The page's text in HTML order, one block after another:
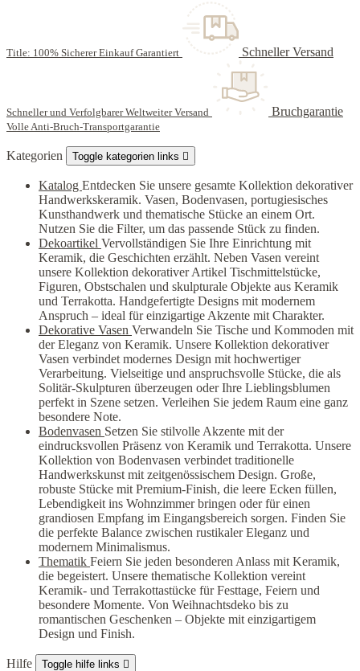
Title: 100% Sicherer Einkauf Garantiert Schneller Versand
Schneller und Verfolgbarer Weltweiter Versand Bruchgarantie
Volle Anti-Bruch-Transportgarantie
Kategorien Toggle kategorien links 
Katalog Entdecken Sie unsere gesamte Kollektion dekorativer
Handwerkskeramik. Vasen, Bodenvasen, portugiesisches
Kunsthandwerk und thematische Stücke an einem Ort.
Nutzen Sie die Filter, um das passende Stück zu finden.
Dekoartikel Vervollständigen Sie Ihre Einrichtung mit
Keramik, die Geschichten erzählt. Neben Vasen vereint
unsere Kollektion dekorativer Artikel Tischmittelstücke,
Figuren, Obstschalen und skulpturale Objekte aus Keramik
und Terrakotta. Handgefertigte Designs mit modernem
Anspruch – ideal für einzigartige Akzente mit Charakter.
Dekorative Vasen Verwandeln Sie Tische und Kommoden mit
der Eleganz von Keramik. Unsere Kollektion dekorativer
Vasen verbindet modernes Design mit hochwertiger
Verarbeitung. Vielseitige und anspruchsvolle Stücke, die als
Solitär-Skulpturen überzeugen oder Ihre Lieblingsblumen
perfekt in Szene setzen. Verleihen Sie jedem Raum eine ganz
besondere Note.
Bodenvasen Setzen Sie stilvolle Akzente mit der
eindrucksvollen Präsenz von Keramik und Terrakotta. Unsere
Kollektion von Bodenvasen verbindet traditionelle
Handwerkskunst mit zeitgenössischem Design. Große,
robuste Stücke mit Premium-Finish, die leere Ecken füllen,
Lebendigkeit ins Wohnzimmer bringen oder für einen
grandiosen Empfang im Eingangsbereich sorgen. Finden Sie
die perfekte Balance zwischen rustikaler Eleganz und
modernem Minimalismus.
Thematik Feiern Sie jeden besonderen Anlass mit Keramik,
die begeistert. Unsere thematische Kollektion vereint
Keramik- und Terrakottastücke für Festtage, Feiern und
besondere Momente. Von Weihnachtsdeko bis zu
romantischen Geschenken – Objekte mit einzigartigem
Design und Finish.
Hilfe Toggle hilfe links 